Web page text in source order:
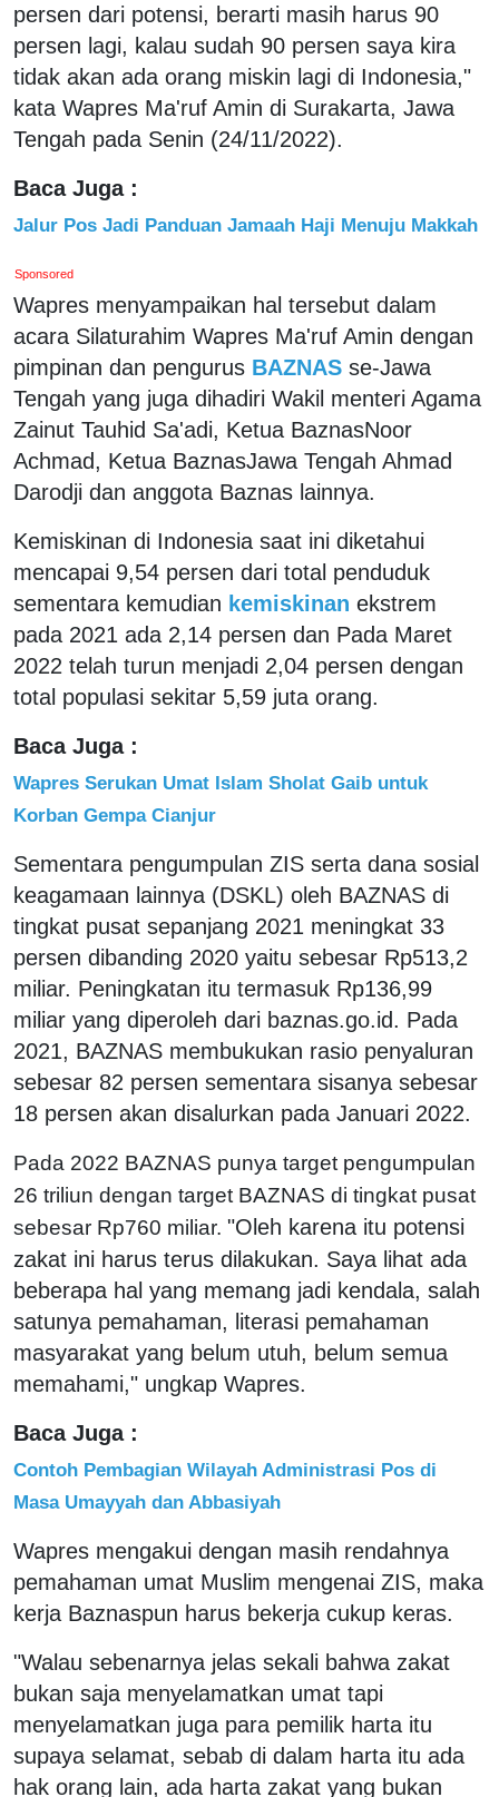
persen dari potensi, berarti masih harus 90
persen lagi, kalau sudah 90 persen saya kira
tidak akan ada orang miskin lagi di Indonesia,"
kata Wapres Ma'ruf Amin di Surakarta, Jawa
Tengah pada Senin (24/11/2022).
Baca Juga :
Jalur Pos Jadi Panduan Jamaah Haji Menuju Makkah
Sponsored
Wapres menyampaikan hal tersebut dalam
acara Silaturahim Wapres Ma'ruf Amin dengan
pimpinan dan pengurus BAZNAS se-Jawa
Tengah yang juga dihadiri Wakil menteri Agama
Zainut Tauhid Sa'adi, Ketua BaznasNoor
Achmad, Ketua BaznasJawa Tengah Ahmad
Darodji dan anggota Baznas lainnya.
Kemiskinan di Indonesia saat ini diketahui
mencapai 9,54 persen dari total penduduk
sementara kemudian kemiskinan ekstrem
pada 2021 ada 2,14 persen dan Pada Maret
2022 telah turun menjadi 2,04 persen dengan
total populasi sekitar 5,59 juta orang.
Baca Juga :
Wapres Serukan Umat Islam Sholat Gaib untuk
Korban Gempa Cianjur
Sementara pengumpulan ZIS serta dana sosial
keagamaan lainnya (DSKL) oleh BAZNAS di
tingkat pusat sepanjang 2021 meningkat 33
persen dibanding 2020 yaitu sebesar Rp513,2
miliar. Peningkatan itu termasuk Rp136,99
miliar yang diperoleh dari baznas.go.id. Pada
2021, BAZNAS membukukan rasio penyaluran
sebesar 82 persen sementara sisanya sebesar
18 persen akan disalurkan pada Januari 2022.
Pada 2022 BAZNAS punya target pengumpulan
26 triliun dengan target BAZNAS di tingkat pusat
sebesar Rp760 miliar. "Oleh karena itu potensi
zakat ini harus terus dilakukan. Saya lihat ada
beberapa hal yang memang jadi kendala, salah
satunya pemahaman, literasi pemahaman
masyarakat yang belum utuh, belum semua
memahami," ungkap Wapres.
Baca Juga :
Contoh Pembagian Wilayah Administrasi Pos di
Masa Umayyah dan Abbasiyah
Wapres mengakui dengan masih rendahnya
pemahaman umat Muslim mengenai ZIS, maka
kerja Baznaspun harus bekerja cukup keras.
"Walau sebenarnya jelas sekali bahwa zakat
bukan saja menyelamatkan umat tapi
menyelamatkan juga para pemilik harta itu
supaya selamat, sebab di dalam harta itu ada
hak orang lain, ada harta zakat yang bukan